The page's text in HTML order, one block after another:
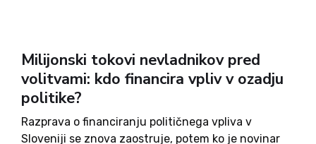
Milijonski tokovi nevladnikov pred
volitvami: kdo financira vpliv v ozadju
politike?
Razprava o financiranju političnega vpliva v
Sloveniji se znova zaostruje, potem ko je novinar